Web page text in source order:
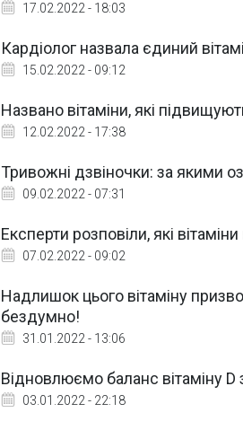
17.02.2022 - 18:03
Кардіолог назвала єдиний
15.02.2022 - 09:12
Названо вітаміни, які
12.02.2022 - 17:38
Тривожні дзвіночки: за якими
09.02.2022 - 07:31
Експерти розповіли, які
07.02.2022 - 09:02
Надлишок цього вітаміну
бездумно!
31.01.2022 - 13:06
Відновлюємо баланс вітаміну D
03.01.2022 - 22:18